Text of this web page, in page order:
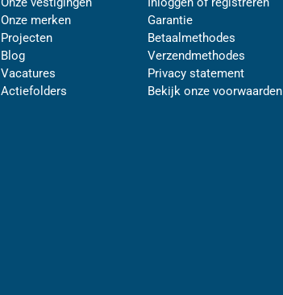
Onze merken
Projecten
Blog
Vacatures
Actiefolders
Garantie
Betaalmethodes
Verzendmethodes
Privacy statement
Bekijk onze voorwaarden